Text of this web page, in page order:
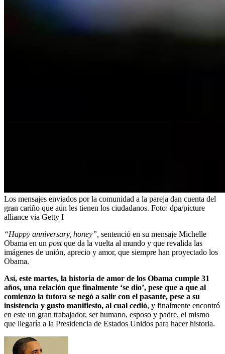
Los mensajes enviados por la comunidad a la pareja dan cuenta del
gran cariño que aún les tienen los ciudadanos. Foto: dpa/picture
alliance via Getty I
“Happy anniversary, honey”, sentenció en su mensaje Michelle
Obama en un postque da la vuelta al mundo y que revalida las
imágenes de unión, aprecio y amor, que siempre han proyectado los
Obama.
Así, este martes, la historia de amor de los Obama cumple 31
años, una relación que finalmente ‘se dio’, pese que a que al
comienzo la tutora se negó a salir con el pasante, pese a su
insistencia y gusto manifiesto, al cual cedió, y finalmente encontró
en este un gran trabajador, ser humano, esposo y padre, el mismo
que llegaría a la Presidencia de Estados Unidos para hacer historia.